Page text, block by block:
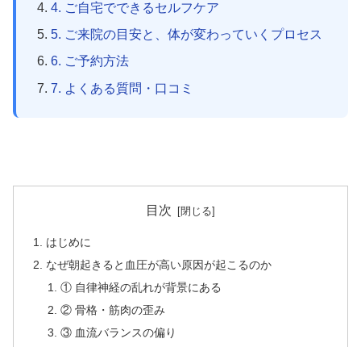
4. ご自宅でできるセルフケア
5. ご来院の目安と、体が変わっていくプロセス
6. ご予約方法
7. よくある質問・口コミ
目次
はじめに
なぜ朝起きると血圧が高い原因が起こるのか
① 自律神経の乱れが背景にある
② 骨格・筋肉の歪み
③ 血流バランスの偏り